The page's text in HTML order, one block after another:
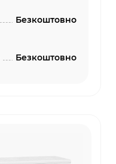
Безкоштовно
Безкоштовно